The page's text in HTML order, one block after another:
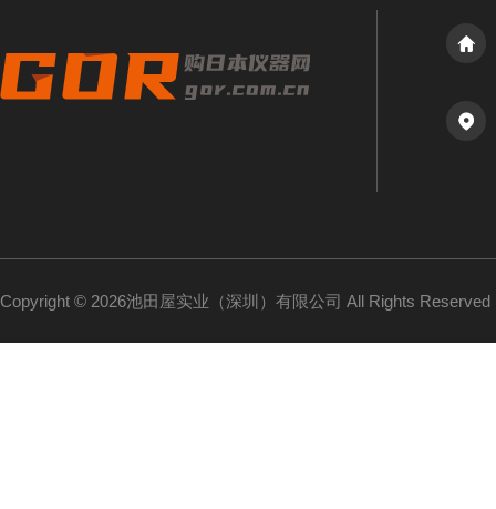
Copyright © 2026池田屋实业（深圳）有限公司 All Rights